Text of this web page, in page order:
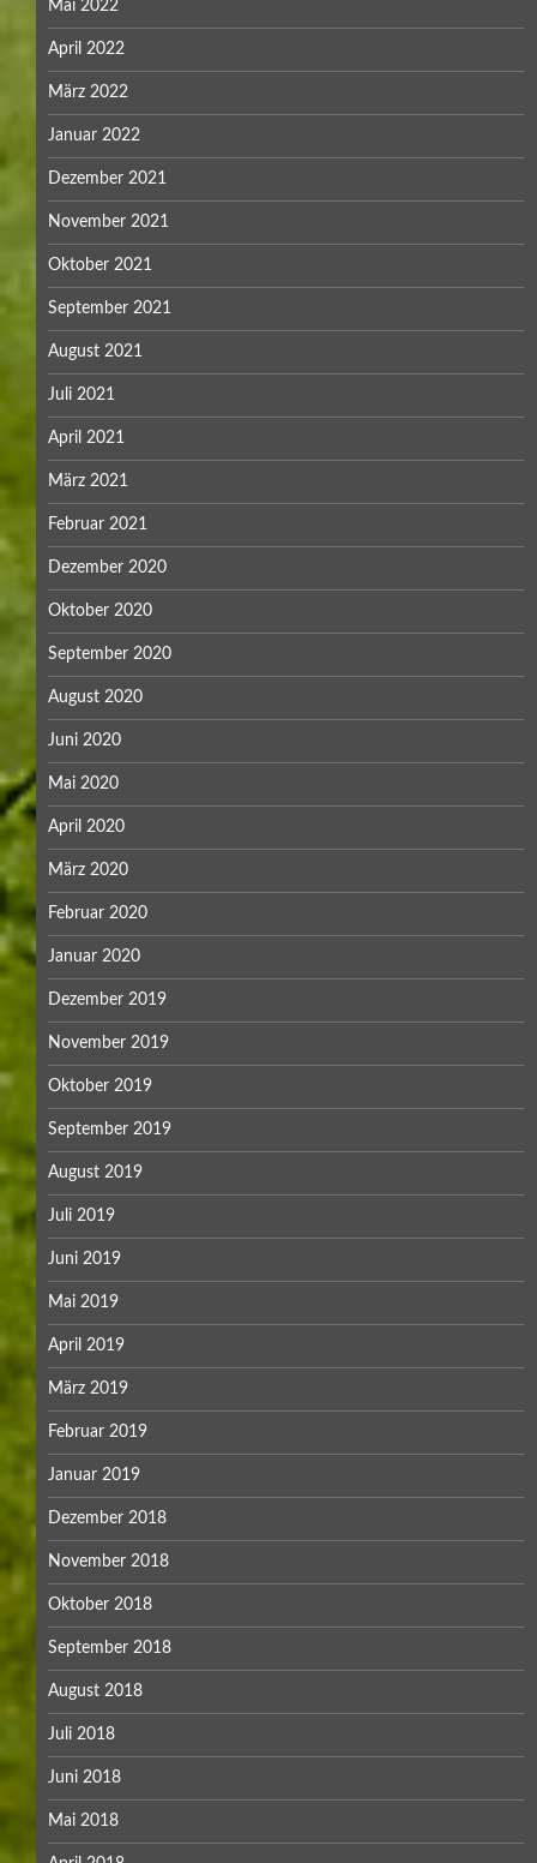
Mai 2022
April 2022
März 2022
Januar 2022
Dezember 2021
November 2021
Oktober 2021
September 2021
August 2021
Juli 2021
April 2021
März 2021
Februar 2021
Dezember 2020
Oktober 2020
September 2020
August 2020
Juni 2020
Mai 2020
April 2020
März 2020
Februar 2020
Januar 2020
Dezember 2019
November 2019
Oktober 2019
September 2019
August 2019
Juli 2019
Juni 2019
Mai 2019
April 2019
März 2019
Februar 2019
Januar 2019
Dezember 2018
November 2018
Oktober 2018
September 2018
August 2018
Juli 2018
Juni 2018
Mai 2018